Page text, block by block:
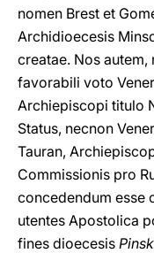
nomen Brest et
Archidioecesis
creatae. Nos
favorabili voto
Archiepiscopi titulo
Status, necnon
Tauran,
Commissionis pro
concedendum esse
utentes Apostolica
fines dioecesis